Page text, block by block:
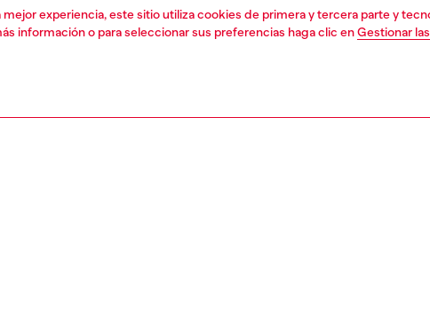
mejor experiencia, este sitio utiliza cookies de primera y tercera parte y
información o para seleccionar sus preferencias haga clic enGestionar